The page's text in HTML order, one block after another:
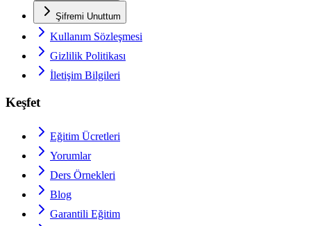
Şifremi Unuttum
Kullanım Sözleşmesi
Gizlilik Politikası
İletişim Bilgileri
Keşfet
Eğitim Ücretleri
Yorumlar
Ders Örnekleri
Blog
Garantili Eğitim